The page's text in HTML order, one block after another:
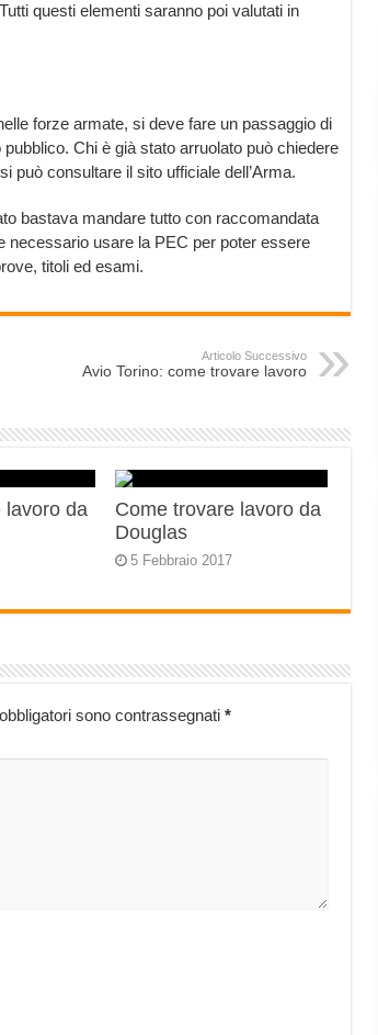
questi elementi saranno poi valutati in
forze armate, si deve fare un passaggio di
Chi è già stato arruolato può chiedere
può consultare il sito ufficiale dell’Arma.
bastava mandare tutto con raccomandata
necessario usare la PEC per poter essere
titoli ed esami.
Articolo Successivo
Avio Torino: come trovare lavoro
lavoro da
Come trovare lavoro da
Douglas
5 Febbraio 2017
sono contrassegnati *